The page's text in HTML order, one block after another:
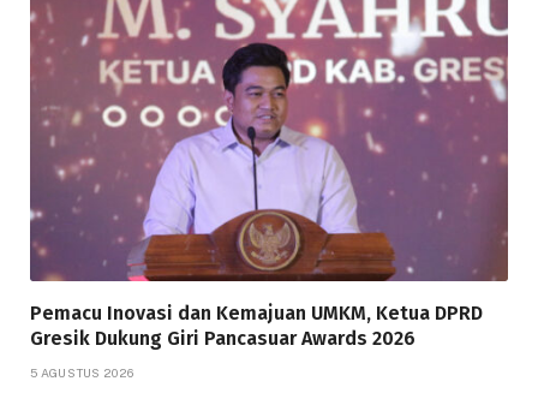
Pemacu Inovasi dan Kemajuan UMKM, Ketua DPRD
Gresik Dukung Giri Pancasuar Awards 2026
5 AGUSTUS 2026